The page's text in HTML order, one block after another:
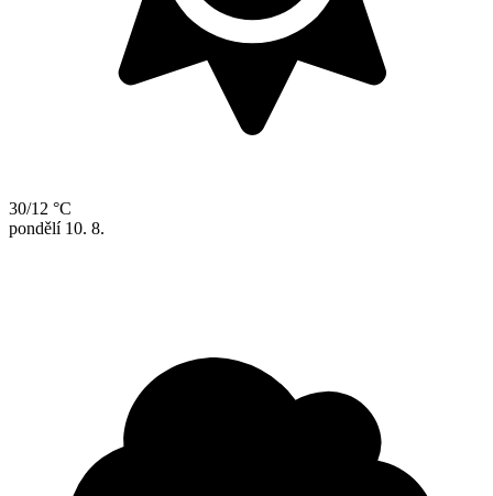
30/12 °C
pondělí 10. 8.